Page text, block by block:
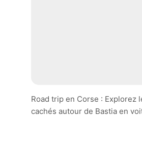
Road trip en Corse : Explorez
cachés autour de Bastia en